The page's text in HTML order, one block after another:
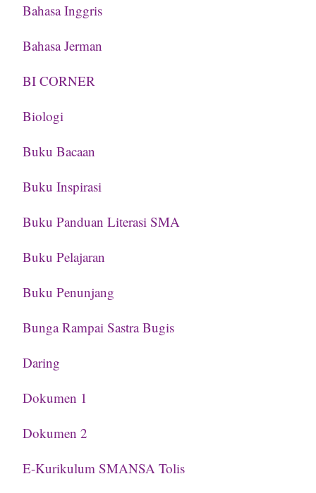
Bahasa Inggris
Bahasa Jerman
BI CORNER
Biologi
Buku Bacaan
Buku Inspirasi
Buku Panduan Literasi SMA
Buku Pelajaran
Buku Penunjang
Bunga Rampai Sastra Bugis
Daring
Dokumen 1
Dokumen 2
E-Kurikulum SMANSA Tolis